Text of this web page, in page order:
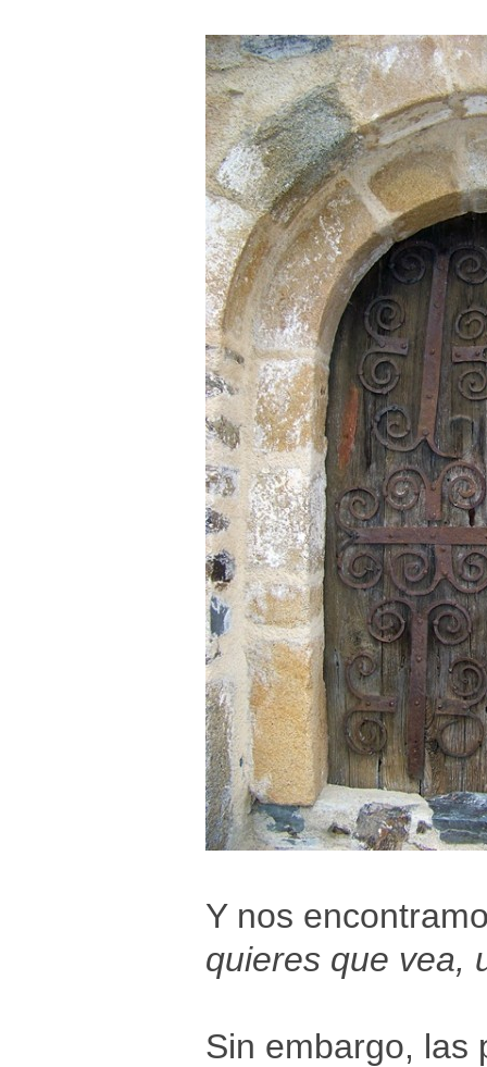
Y nos
quieres que vea,
Sin embargo, las